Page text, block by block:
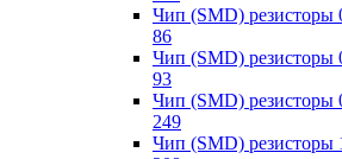
Чип (SMD) резисторы
86
Чип (SMD) резисторы
93
Чип (SMD) резисторы
249
Чип (SMD) резисторы